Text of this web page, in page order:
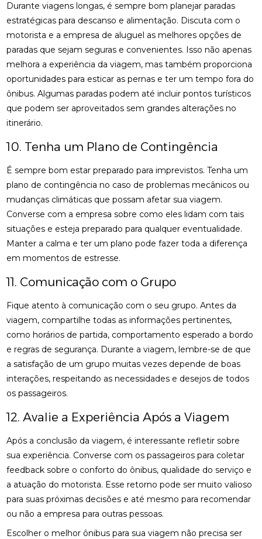
Durante viagens longas, é sempre bom planejar paradas
estratégicas para descanso e alimentação. Discuta com o
motorista e a empresa de aluguel as melhores opções de
paradas que sejam seguras e convenientes. Isso não apenas
melhora a experiência da viagem, mas também proporciona
oportunidades para esticar as pernas e ter um tempo fora do
ônibus. Algumas paradas podem até incluir pontos turísticos
que podem ser aproveitados sem grandes alterações no
itinerário.
10. Tenha um Plano de Contingência
É sempre bom estar preparado para imprevistos. Tenha um
plano de contingência no caso de problemas mecânicos ou
mudanças climáticas que possam afetar sua viagem.
Converse com a empresa sobre como eles lidam com tais
situações e esteja preparado para qualquer eventualidade.
Manter a calma e ter um plano pode fazer toda a diferença
em momentos de estresse.
11. Comunicação com o Grupo
Fique atento à comunicação com o seu grupo. Antes da
viagem, compartilhe todas as informações pertinentes,
como horários de partida, comportamento esperado a bordo
e regras de segurança. Durante a viagem, lembre-se de que
a satisfação de um grupo muitas vezes depende de boas
interações, respeitando as necessidades e desejos de todos
os passageiros.
12. Avalie a Experiência Após a Viagem
Após a conclusão da viagem, é interessante refletir sobre
sua experiência. Converse com os passageiros para coletar
feedback sobre o conforto do ônibus, qualidade do serviço e
a atuação do motorista. Esse retorno pode ser muito valioso
para suas próximas decisões e até mesmo para recomendar
ou não a empresa para outras pessoas.
Escolher o melhor ônibus para sua viagem não precisa ser